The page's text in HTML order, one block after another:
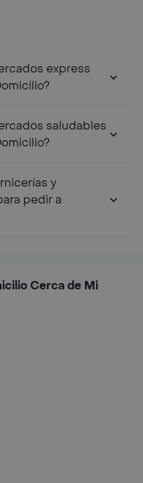
express
saludables
y
pedir a
Cerca de Mi